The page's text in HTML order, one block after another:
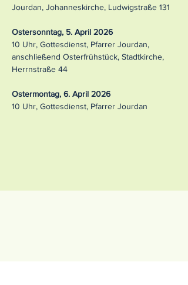
Jourdan, Johanneskirche, Ludwigstraße 131
Ostersonntag, 5. April 2026
10 Uhr, Gottesdienst, Pfarrer Jourdan,
anschließend Osterfrühstück, Stadtkirche,
Herrnstraße 44
Ostermontag, 6. April 2026
10 Uhr, Gottesdienst, Pfarrer Jourdan